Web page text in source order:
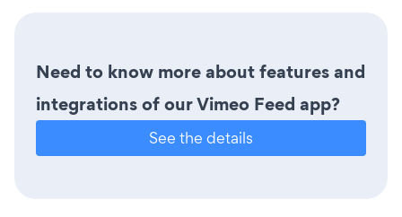
Need to know more about features and
integrations of our Vimeo Feed app?
See the details